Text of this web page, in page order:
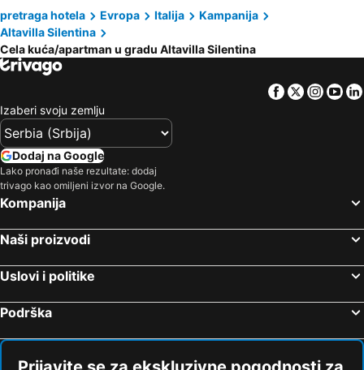
pretraga hotela Evropa Italija
Kampanija
Altavilla Silentina
Cela kuća/apartman u gradu Altavilla Silentina
Facebook
Twitter
Izaberi svoju zemlju
Dodaj na Google
Lako pronađi naše rezultate: dodaj
trivago kao omiljeni izvor na Google.
Kompanija
Naši proizvodi
Uslovi i politike
Podrška